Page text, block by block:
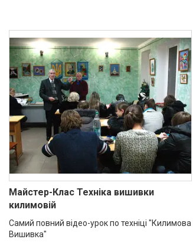
Майстер-Клас Техніка вишивки
килимовій
Самий повний відео-урок по техніці "Килимова
Вишивка"